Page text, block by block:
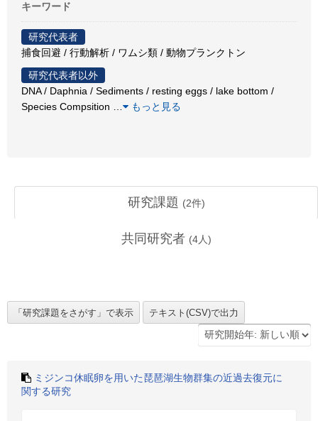
キーワード
研究代表者
捕食回避 / 行動解析 / ワムシ類 / 動物プランクトン
研究代表者以外
DNA / Daphnia / Sediments / resting eggs / lake bottom /
Species Compsition
もっと見る
研究課題 (2件)
共同研究者 (4人)
ミジンコ休眠卵を用いた琵琶湖生物群集の近過去復元に
関する研究